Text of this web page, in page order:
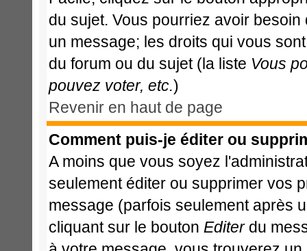
du sujet. Vous pourriez avoir
un message; les droits qui vous
du forum ou du sujet (la liste Vous
pouvez voter, etc.)
Revenir en haut de page
Comment puis-je éditer ou
A moins que vous soyez
seulement éditer ou supprimer vos
message (parfois seulement après
cliquant sur le bouton Editerdu